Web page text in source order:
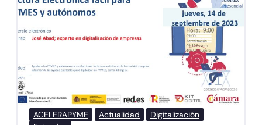
ACELERAPYME Actualidad
Digitalización